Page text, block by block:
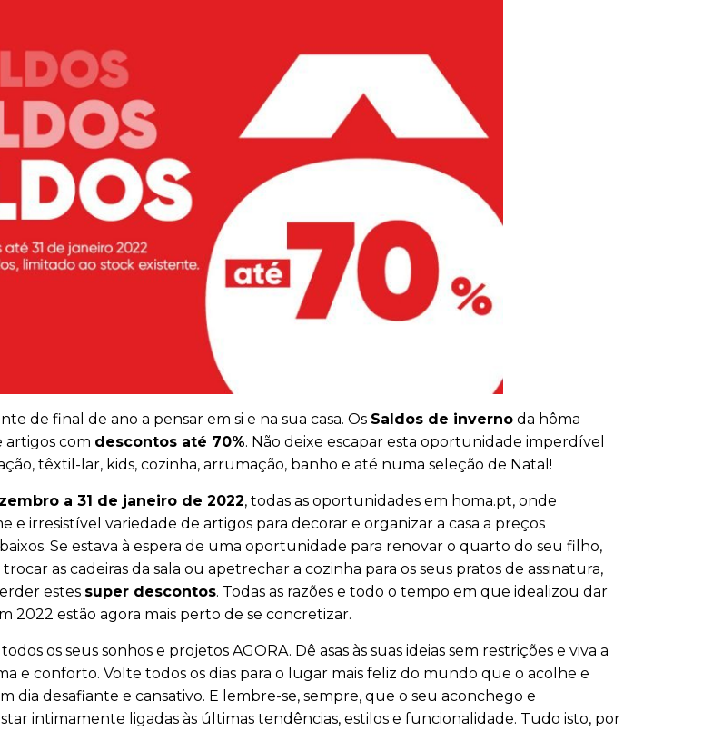
de final de ano a pensar em si e na sua casa. Os Saldos de inverno da hôma
artigos com descontos até 70%. Não deixe escapar esta oportunidade imperdível
têxtil-lar, kids, cozinha, arrumação, banho e até numa seleção de Natal!
a 31 de janeiro de 2022, todas as oportunidades em homa.pt, onde
e irresistível variedade de artigos para decorar e organizar a casa a preços
Se estava à espera de uma oportunidade para renovar o quarto do seu filho,
trocar as cadeiras da sala ou apetrechar a cozinha para os seus pratos de assinatura,
estes super descontos. Todas as razões e todo o tempo em que idealizou dar
2022 estão agora mais perto de se concretizar.
os seus sonhos e projetos AGORA. Dê asas às suas ideias sem restrições e viva a
e conforto. Volte todos os dias para o lugar mais feliz do mundo que o acolhe e
dia desafiante e cansativo. E lembre-se, sempre, que o seu aconchego e
intimamente ligadas às últimas tendências, estilos e funcionalidade. Tudo isto, por